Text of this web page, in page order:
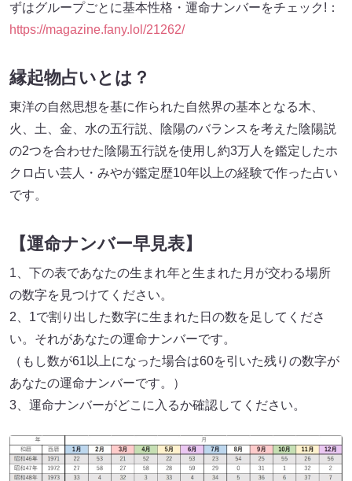
ずはグループごとに基本性格・運命ナンバーをチェック!：
https://magazine.fany.lol/21262/
縁起物占いとは？
東洋の自然思想を基に作られた自然界の基本となる木、
火、土、金、水の五行説、陰陽のバランスを考えた陰陽説
の2つを合わせた陰陽五行説を使用し約3万人を鑑定したホ
クロ占い芸人・みやが鑑定歴10年以上の経験で作った占い
です。
【運命ナンバー早見表】
1、下の表であなたの生まれ年と生まれた月が交わる場所
の数字を見つけてください。
2、1で割り出した数字に生まれた日の数を足してくださ
い。それがあなたの運命ナンバーです。
（もし数が61以上になった場合は60を引いた残りの数字が
あなたの運命ナンバーです。）
3、運命ナンバーがどこに入るか確認してください。